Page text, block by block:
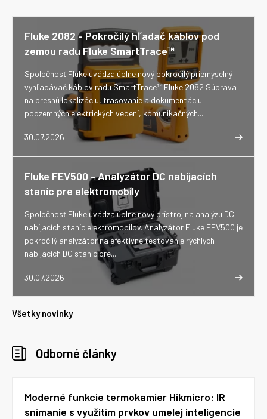
Fluke 2082 - Pokročilý hľadač káblov pod
zemou radu Fluke SmartTrace™
30.07.2026
Spoločnosť Fluke uvádza úplne nový pokročilý priemyselný
vyhľadávač káblov radu SmartTrace™ Fluke 2082 Súprava
na presnú lokalizáciu, trasovanie a dokumentáciu
podzemných elektrických vedení, komunikačných...
Fluke FEV500 - Analyzátor DC nabíjacích
staníc pre elektromobily
30.07.2026
Spoločnosť Fluke uvádza úplne nový prístroj na analýzu DC
nabíjacích staníc elektromobilov. Analyzátor Fluke FEV500 je
pokročilý analyzátor na efektívne testovanie rýchlych
nabíjacích DC staníc pre...
Všetky novinky
Odborné články
Moderné funkcie termokamier Hikmicro: IR
snímanie s využitím prvkov umelej inteligencie